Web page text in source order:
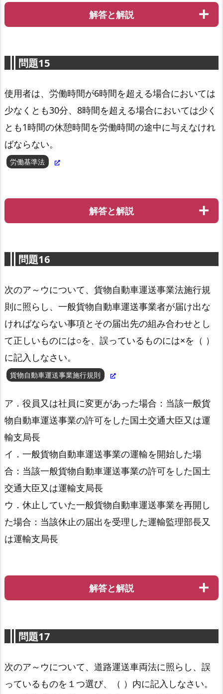
解答と解説
貨物自動車運送事業輸送安全規則第17条3項
問題15
使用者は、労働時間が6時間を超える場合においては
少なくとも30分、8時間を超える場合においては少く
とも1時間の休憩時間を労働時間の途中に与えなけれ
ばならない。
労働基準法
解答と解説
労働基準法第34条
問題16
次のア～ウについて、貨物自動車運送事業法施行規
則に照らし、一般貨物自動車運送事業者が届け出な
ければならない事項とその届出先の組み合わせとし
て正しいものには○を、誤っているものには×を（ ）
に記入しなさい。
貨物自動車運送事業施行規則
ア．役員又は社員に変更があった場合：当該一般貨
物自動車運送事業の許可をした国土交通大臣又は運
輸支局長
イ．一般貨物自動車運送事業の運輸を開始した場
合：当該一般貨物自動車運送事業の許可をした国土
交通大臣又は運輸支局長
ウ．休止していた一般貨物自動車運送事業を再開し
た場合：当該休止の届出を受理した運輸監理部長又
は運輸支局長
解答と解説
問題17
次のア～ウについて、道路運送車両法に照らし、誤
っているものを１つ選び、（ ）内に記入しなさい。